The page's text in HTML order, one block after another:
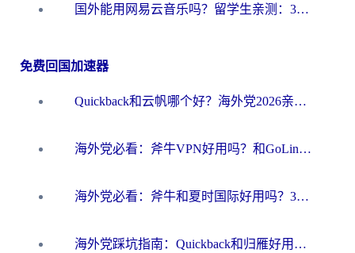
国外能用网易云音乐吗？留学生亲测：3步解决海外听歌难题
免费回国加速器
Quickback和云帆哪个好？海外党2026亲测指南：选对加速器大陆工具，无缝刷国内剧玩国服
海外党必看：斧牛VPN好用吗？和GoLinkVPN对比哪个回国效果更好？
海外党必看：斧牛和夏时国际好用吗？3步选对回国加速器，无缝刷国内资源
海外党踩坑指南：Quickback和归雁好用吗？选对加速器才能无缝刷国内资源